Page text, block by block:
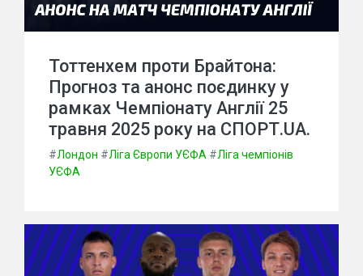
Тоттенхем проти Брайтона:
Прогноз та анонс поєдинку у
рамках Чемпіонату Англії 25
травня 2025 року на СПОРТ.UA.
#Лондон #Ліга Європи УЄФА #Ліга чемпіонів
УЄФА